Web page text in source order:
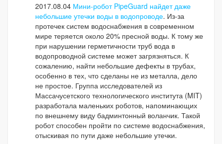
2017.08.04 Мини-робот PipeGuard найдет даже
небольшие утечки воды в водопроводе. Из-за
протечек систем водоснабжения в современном
мире теряется около 20% пресной воды. К тому же
при нарушении герметичности труб вода в
водопроводной системе может загрязняться. К
сожалению, найти небольшие дефекты в трубах,
особенно в тех, что сделаны не из металла, дело
не простое. Группа исследователей из
Массачусетского технологического института (MIT)
разработала маленьких роботов, напоминающих
по внешнему виду бадминтонный воланчик. Такой
робот способен пройти по системе водоснабжения,
отыскивая по пути даже небольшие утечки.